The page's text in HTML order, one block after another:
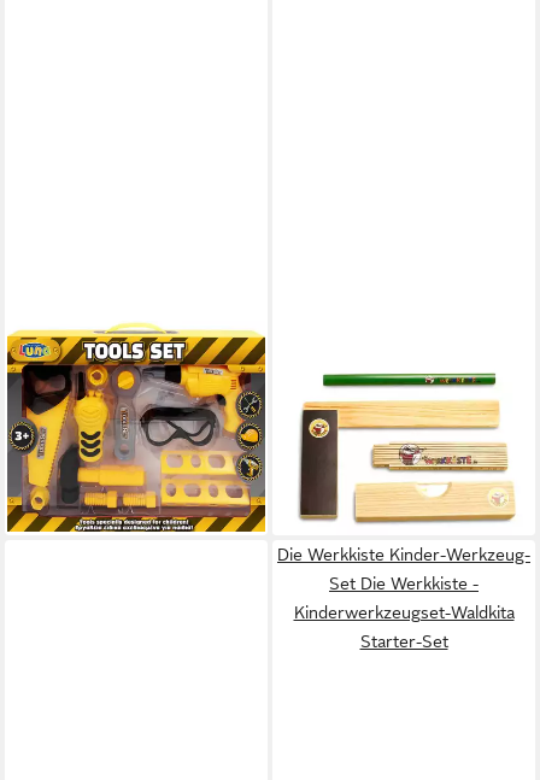
DIAKAKIS
Kinder-Werkzeug-Set Luna
Kinder Werkzeugset 12-tlg.
Handwerk Werkzeug, (Set,
12-tlg)
13,73 €
lieferbar - in 2-3 Werktagen bei dir
Kinder-Werkzeug-Set Die
Werkkiste - Werkzeug-Spar-
Set
17,90 €
lieferbar - in 6-7 Werktagen bei dir
Die Werkkiste Kinder-Werkzeug-
Set Die Werkkiste -
Kinderwerkzeugset-Waldkita
Starter-Set